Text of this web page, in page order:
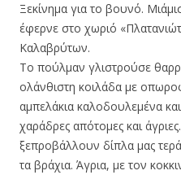
Ξεκίνημα για το βουνό.
έφερνε στο χωριό
Καλαβρύτων.
Το πούλμαν γλιστρούσε
ολάνθιστη κοιλάδα με
αμπελάκια καλοδουλεμένα
χαράδρες απότομες και
ξεπροβάλλουν δίπλα μας
τα βράχια. Άγρια, με τον